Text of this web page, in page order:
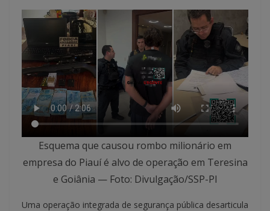
Esquema que causou rombo milionário em
empresa do Piauí é alvo de operação em Teresina
e Goiânia — Foto: Divulgação/SSP-PI
Uma operação integrada de segurança pública desarticula